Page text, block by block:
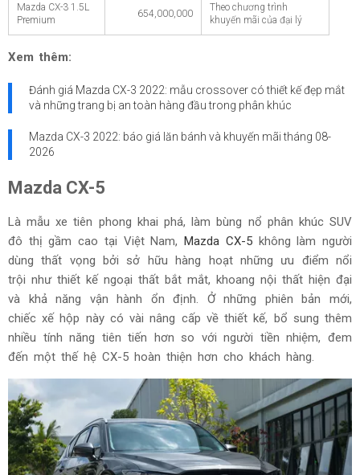
Mazda CX-3 1.5L
Premium
654,000,000
Theo chương trình
khuyến mãi của đại lý
Xem thêm:
Đánh giá Mazda CX-3 2022: mẫu crossover có thiết kế đẹp mắt
và những trang bị an toàn hàng đầu trong phân khúc
Mazda CX-3 2022: báo giá lăn bánh và khuyến mãi tháng 08-
2026
Mazda CX-5
Là mẫu xe tiên phong khai phá, làm bùng nổ phân khúc SUV
đô thị gầm cao tại Việt Nam,Mazda CX-5không làm người
dùng thất vọng bởi sở hữu hàng hoạt những ưu điểm nổi
trội như thiết kế ngoại thất bắt mắt, khoang nội thất hiện đại
và khả năng vận hành ổn định. Ở những phiên bản mới,
chiếc xế hộp này có vài nâng cấp về thiết kế, bổ sung thêm
nhiều tính năng tiên tiến hơn so với người tiền nhiệm, đem
đến một thế hệ CX-5 hoàn thiện hơn cho khách hàng.